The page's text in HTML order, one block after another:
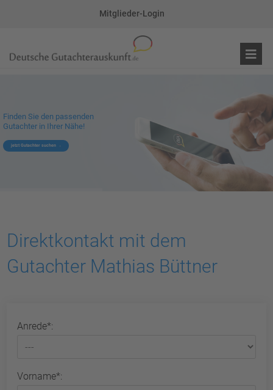
Mitglieder-Login
Finden Sie den passenden
Gutachter in Ihrer Nähe!
jetzt Gutachter suchen
Direktkontakt mit dem
Gutachter Mathias Büttner
Anrede*:
Vorname*: